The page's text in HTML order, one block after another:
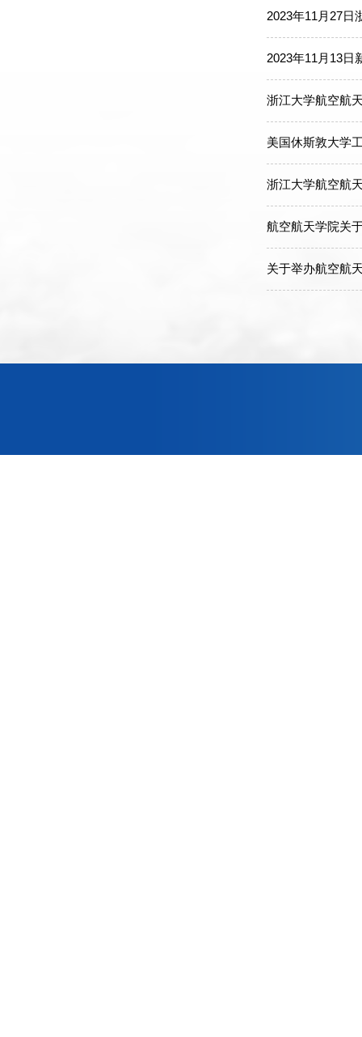
2023年11月27日
2023年11月13日
浙江大学航空航
美国休斯敦大学
浙江大学航空航
航空航天学院关
关于举办航空航